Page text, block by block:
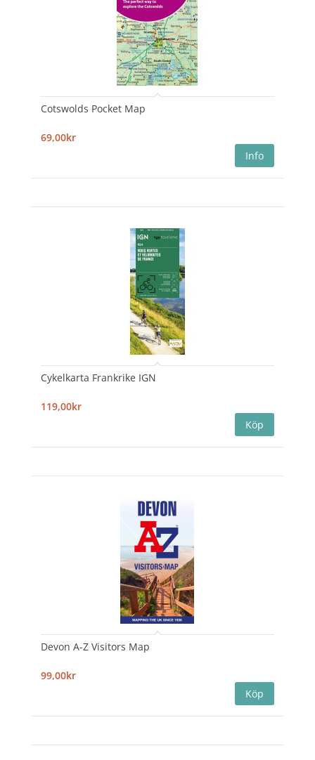
Cotswolds Pocket Map
69,00kr
Cykelkarta Frankrike IGN
119,00kr
Devon A-Z Visitors Map
99,00kr